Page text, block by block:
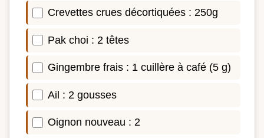
Crevettes crues décortiquées : 250g
Pak choi : 2 têtes
Gingembre frais : 1 cuillère à café (5 g)
Ail : 2 gousses
Oignon nouveau : 2